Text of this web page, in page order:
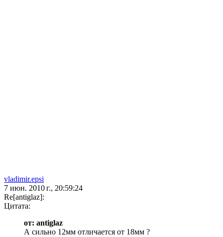
vladimir.epsi
7 июн. 2010 г., 20:59:24
Re[antiglaz]:
Цитата:
от: antiglaz
А сильно 12мм отличается от 18мм ?